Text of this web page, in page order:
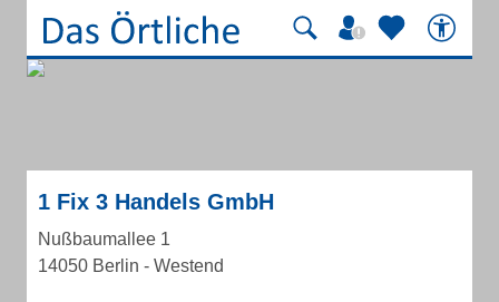
1 Fix 3 Handels GmbH
Nußbaumallee 1
14050 Berlin - Westend